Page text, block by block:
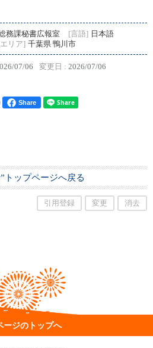
務課秘書広報室 [言語] 日本語
リア] 千葉県 鴨川市
07/06 変更日 : 2026/07/06
Share
トップページへ戻る
引用登録 変更 消去
ージのトップへ